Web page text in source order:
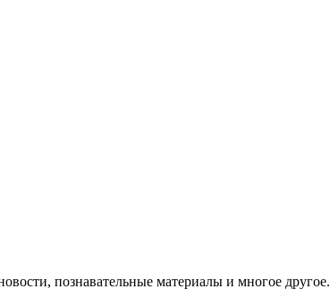
познавательные материалы и многое другое.